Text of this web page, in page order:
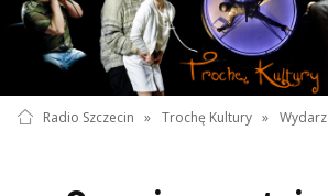
Radio Szczecin » Trochę Kultury »